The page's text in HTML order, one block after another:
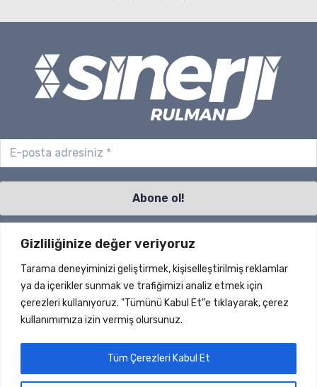
Gizliliğinize değer veriyoruz
Tarama deneyiminizi geliştirmek, kişiselleştirilmiş reklamlar
ya da içerikler sunmak ve trafiğimizi analiz etmek için
çerezleri kullanıyoruz. "Tümünü Kabul Et"e tıklayarak, çerez
kullanımımıza izin vermiş olursunuz.
Tüm Çerezleri Kabul Et
Sayfalar
S.S.S.
İletişim
Ürünler
Hakkımızda
Dökümanlar